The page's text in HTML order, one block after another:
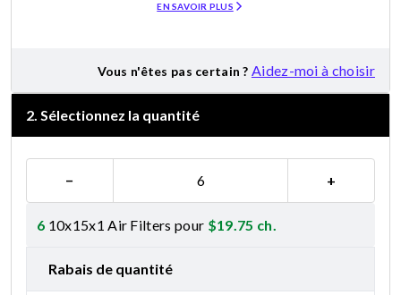
EN SAVOIR PLUS
Vous n'êtes pas certain ? Aidez-moi à choisir
2. Sélectionnez la quantité
− +
6 10x15x1 Air Filters pour $19.75 ch.
Rabais de quantité